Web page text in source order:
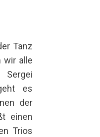
Tanz
wir alle
Sergei
es
der
einen
Trios